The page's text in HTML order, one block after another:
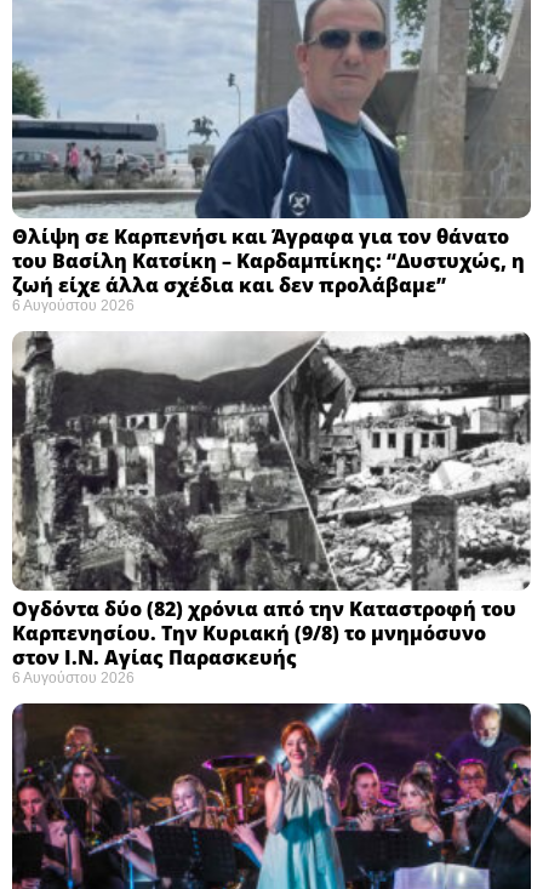
Θλίψη σε Καρπενήσι και Άγραφα για τον θάνατο
του Βασίλη Κατσίκη – Καρδαμπίκης: “Δυστυχώς, η
ζωή είχε άλλα σχέδια και δεν προλάβαμε”
6 Αυγούστου 2026
Ογδόντα δύο (82) χρόνια από την Καταστροφή του
Καρπενησίου. Την Κυριακή (9/8) το μνημόσυνο
στον Ι.Ν. Αγίας Παρασκευής
6 Αυγούστου 2026